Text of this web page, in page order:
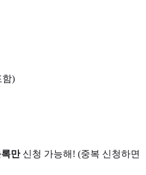
함)
만신청 가능해! (중복 신청하면